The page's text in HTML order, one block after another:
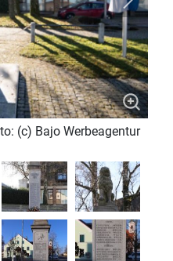
(c) Bajo Werbeagentur